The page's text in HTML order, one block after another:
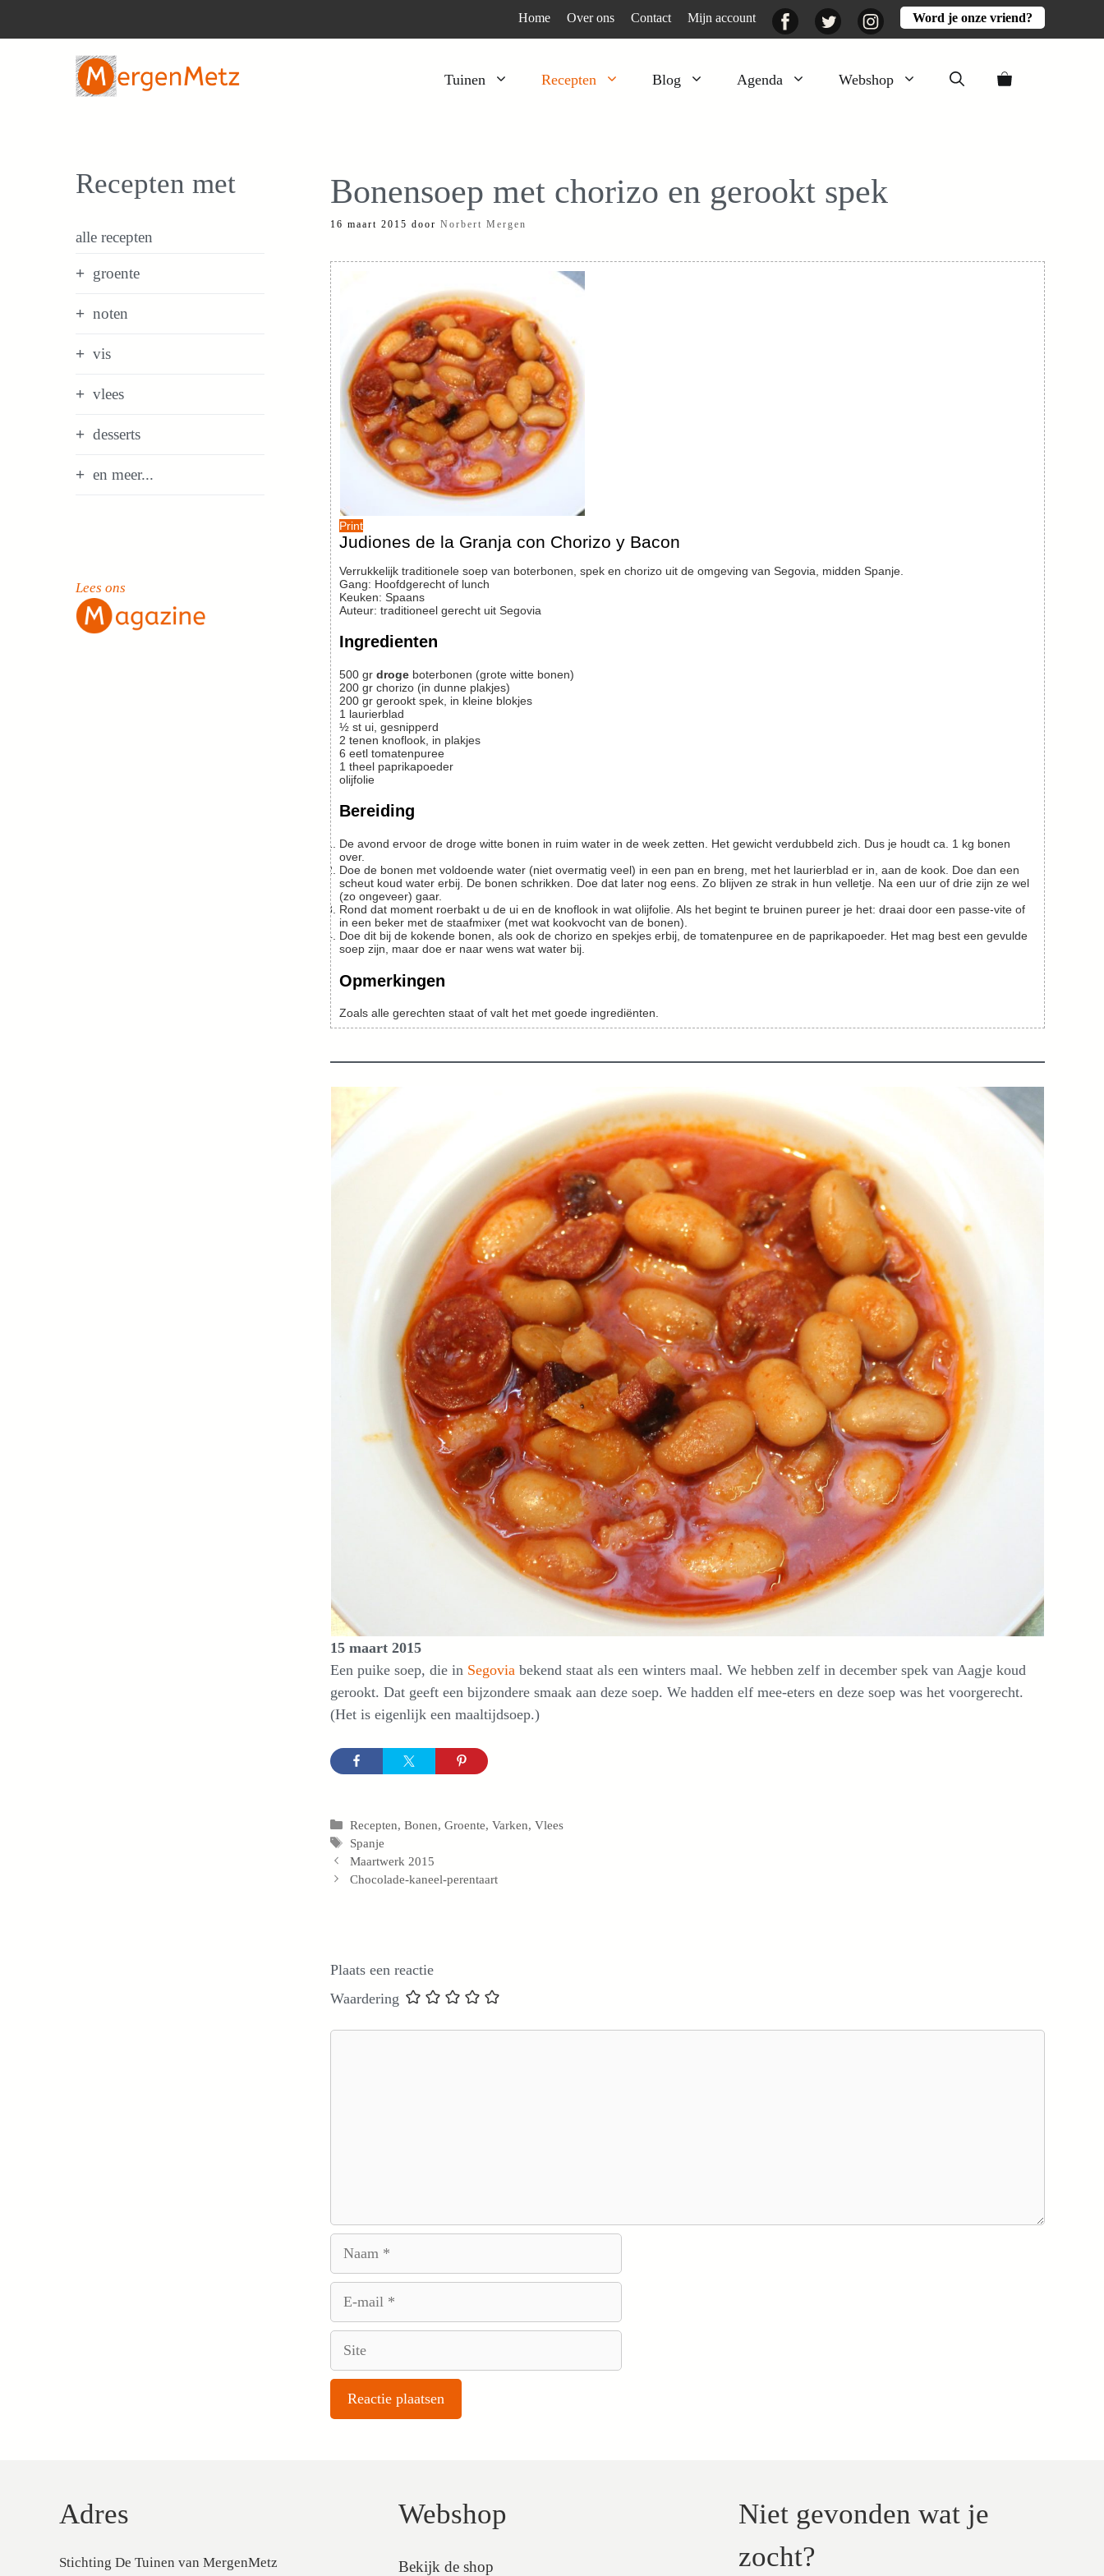
Home Over ons Contact Mijn account FacebookTwitter InstagramWord je onze vriend?
Tuinen Recepten Blog Agenda Webshop
Kruiden
Moestuin
Verfplanten
Voedselbos
Peulgroenten
Vruchtgewassen
Activiteiten
Mooi
Bonensoep met chorizo en gerookt spek
16 maart 2015 door Norbert Mergen
Print
Judiones de la Granja con Chorizo y Bacon
Verrukkelijk traditionele soep van boterbonen, spek en chorizo uit de omgeving van Segovia, midden Spanje.
Gang: Hoofdgerecht of lunch
Keuken: Spaans
Auteur: traditioneel gerecht uit Segovia
Ingredienten
500 gr droge boterbonen (grote witte bonen)
200 gr chorizo (in dunne plakjes)
200 gr gerookt spek, in kleine blokjes
1 laurierblad
½ st ui, gesnipperd
2 tenen knoflook, in plakjes
6 eetl tomatenpuree
1 theel paprikapoeder
olijfolie
Bereiding
De avond ervoor de droge witte bonen in ruim water in de week zetten. Het gewicht verdubbeld zich. Dus je houdt ca. 1 kg bonen
over.
Doe de bonen met voldoende water (niet overmatig veel) in een pan en breng, met het laurierblad er in, aan de kook. Doe dan een
scheut koud water erbij. De bonen schrikken. Doe dat later nog eens. Zo blijven ze strak in hun velletje. Na een uur of drie zijn ze wel
(zo ongeveer) gaar.
Rond dat moment roerbakt u de ui en de knoflook in wat olijfolie. Als het begint te bruinen pureer je het: draai door een passe-vite of
in een beker met de staafmixer (met wat kookvocht van de bonen).
Doe dit bij de kokende bonen, als ook de chorizo en spekjes erbij, de tomatenpuree en de paprikapoeder. Het mag best een gevulde
soep zijn, maar doe er naar wens wat water bij.
Opmerkingen
Zoals alle gerechten staat of valt het met goede ingrediënten.
15 maart 2015
Een puike soep, die in Segovia bekend staat als een winters maal. We hebben zelf in december spek van Aagje koud
gerookt. Dat geeft een bijzondere smaak aan deze soep. We hadden elf mee-eters en deze soep was het voorgerecht.
(Het is eigenlijk een maaltijdsoep.)
Categorieën
Recepten,Bonen,Groente,Varken,Vlees
Tags
Spanje
Maartwerk 2015
Chocolade-kaneel-perentaart
Plaats een reactie
Waardering
Recepten met
alle recepten
groente
noten
vis
vlees
desserts
en meer...
Lees ons
Adres
Stichting De Tuinen van MergenMetz
Webshop
Bekijk de shop
Niet gevonden wat je
zocht?